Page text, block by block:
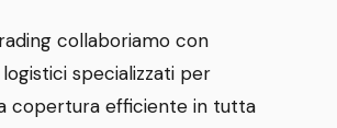
collaboriamo con
specializzati per
copertura efficiente in tutta